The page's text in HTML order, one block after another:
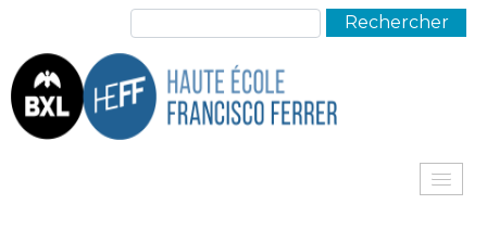
Aller au contenu principal
Rechercher